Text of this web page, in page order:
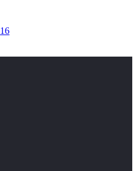
16